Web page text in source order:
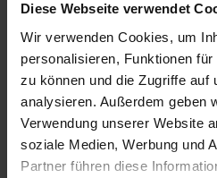
Diese Webseite verwendet
Wir verwenden Cookies, um
personalisieren, Funktionen
zu können und die Zugriffe auf
analysieren. Außerdem geben
Verwendung unserer Website
soziale Medien, Werbung und
Partner führen diese